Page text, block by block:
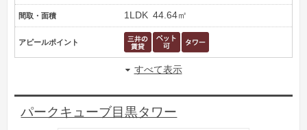
間取・面積 1LDK 44.64㎡
アピールポイント
すべて表示
パークキューブ目黒タワー